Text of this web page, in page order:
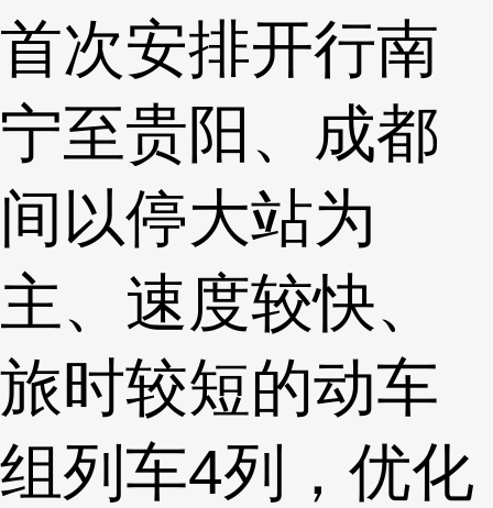
首次安排开行南
宁至贵阳、成都
间以停大站为
主、速度较快、
旅时较短的动车
组列车4列，优化